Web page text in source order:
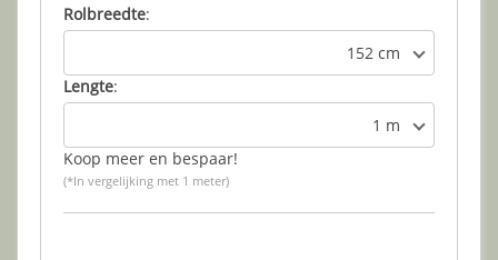
Rolbreedte:
152 cm
Lengte:
1 m
Koop meer en bespaar!
(*In vergelijking met 1 meter)